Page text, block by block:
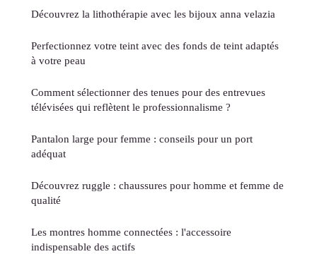
Découvrez la lithothérapie avec les bijoux anna velazia
Perfectionnez votre teint avec des fonds de teint adaptés
à votre peau
Comment sélectionner des tenues pour des entrevues
télévisées qui reflètent le professionnalisme ?
Pantalon large pour femme : conseils pour un port
adéquat
Découvrez ruggle : chaussures pour homme et femme de
qualité
Les montres homme connectées : l'accessoire
indispensable des actifs